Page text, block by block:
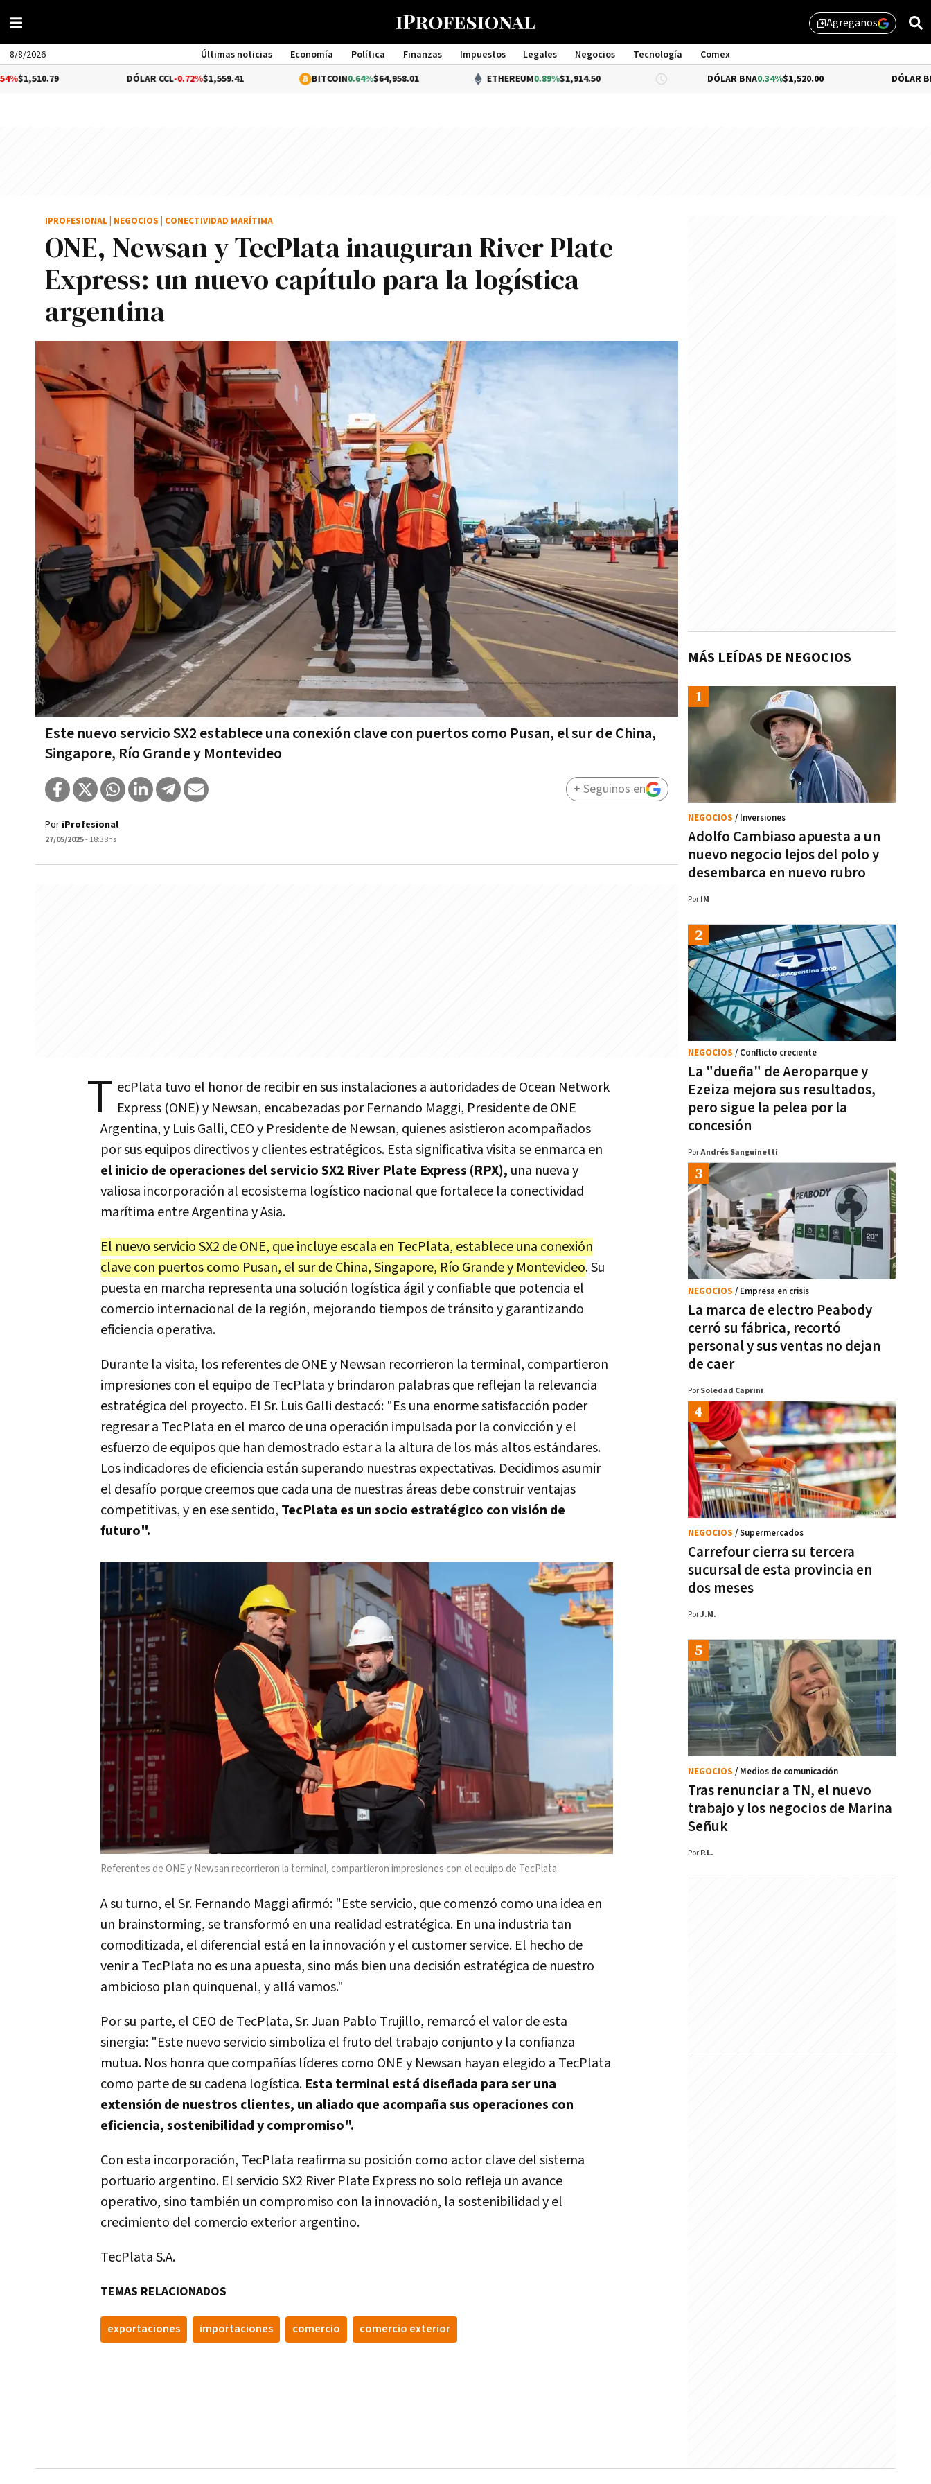
library_addAgreganos
8/8/2026 Últimas noticias Economía Política Finanzas Impuestos Legales Negocios Tecnología
Comex
Management
-0.72%$1,559.41 0.64%$64,958.01 0.89%$1,914.50 DÓLAR BNA 0.34%$1,520.00 -0.33%
ONE, Newsan y TecPlata inauguran River Plate
Express: un nuevo capítulo para la logística
argentina
Este nuevo servicio SX2 establece una conexión clave con puertos como Pusan, el sur de China,
Singapore, Río Grande y Montevideo
IPROFESIONAL NEGOCIOS CONECTIVIDAD MARÍTIMA
Por iProfesional
27/05/2025- 18:38hs
+ Seguinos en
T ecPlata tuvo el honor de recibir en sus instalaciones a autoridades de Ocean Network
Express (ONE) y Newsan, encabezadas por Fernando Maggi, Presidente de ONE
Argentina, y Luis Galli, CEO y Presidente de Newsan, quienes asistieron acompañados
por sus equipos directivos y clientes estratégicos. Esta significativa visita se enmarca en
el inicio de operaciones del servicio SX2 River Plate Express (RPX), una nueva y
valiosa incorporación al ecosistema logístico nacional que fortalece la conectividad
marítima entre Argentina y Asia.
El nuevo servicio SX2 de ONE, que incluye escala en TecPlata, establece una conexión
clave con puertos como Pusan, el sur de China, Singapore, Río Grande y Montevideo. Su
puesta en marcha representa una solución logística ágil y confiable que potencia el
comercio internacional de la región, mejorando tiempos de tránsito y garantizando
eficiencia operativa.
Durante la visita, los referentes de ONE y Newsan recorrieron la terminal, compartieron
impresiones con el equipo de TecPlata y brindaron palabras que reflejan la relevancia
estratégica del proyecto. El Sr. Luis Galli destacó: "Es una enorme satisfacción poder
regresar a TecPlata en el marco de una operación impulsada por la convicción y el
esfuerzo de equipos que han demostrado estar a la altura de los más altos estándares.
Los indicadores de eficiencia están superando nuestras expectativas. Decidimos asumir
el desafío porque creemos que cada una de nuestras áreas debe construir ventajas
competitivas, y en ese sentido, TecPlata es un socio estratégico con visión de
futuro".
Referentes de ONE y Newsan recorrieron la terminal, compartieron impresiones con el equipo de TecPlata.
A su turno, el Sr. Fernando Maggi afirmó: "Este servicio, que comenzó como una idea en
un brainstorming, se transformó en una realidad estratégica. En una industria tan
comoditizada, el diferencial está en la innovación y el customer service. El hecho de
venir a TecPlata no es una apuesta, sino más bien una decisión estratégica de nuestro
ambicioso plan quinquenal, y allá vamos."
Por su parte, el CEO de TecPlata, Sr. Juan Pablo Trujillo, remarcó el valor de esta
sinergia: "Este nuevo servicio simboliza el fruto del trabajo conjunto y la confianza
mutua. Nos honra que compañías líderes como ONE y Newsan hayan elegido a TecPlata
como parte de su cadena logística. Esta terminal está diseñada para ser una
extensión de nuestros clientes, un aliado que acompaña sus operaciones con
eficiencia, sostenibilidad y compromiso".
Con esta incorporación, TecPlata reafirma su posición como actor clave del sistema
portuario argentino. El servicio SX2 River Plate Express no solo refleja un avance
operativo, sino también un compromiso con la innovación, la sostenibilidad y el
crecimiento del comercio exterior argentino.
TecPlata S.A.
TEMAS RELACIONADOS
exportaciones importaciones comercio comercio exterior
MÁS LEÍDAS DE NEGOCIOS
Adolfo Cambiaso apuesta a un
nuevo negocio lejos del polo y
desembarca en nuevo rubro
NEGOCIOS / Inversiones
Por IM
La "dueña" de Aeroparque y
Ezeiza mejora sus resultados,
pero sigue la pelea por la
concesión
NEGOCIOS / Conflicto creciente
PorAndrés Sanguinetti
La marca de electro Peabody
cerró su fábrica, recortó
personal y sus ventas no dejan
de caer
NEGOCIOS / Empresa en crisis
Por Soledad Caprini
Carrefour cierra su tercera
sucursal de esta provincia en
dos meses
NEGOCIOS / Supermercados
PorJ.M.
Tras renunciar a TN, el nuevo
trabajo y los negocios de Marina
Señuk
NEGOCIOS / Medios de comunicación
Por P.L.